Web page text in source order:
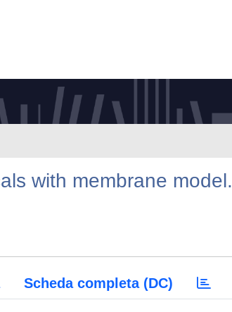
with membrane model.
Scheda completa (DC)